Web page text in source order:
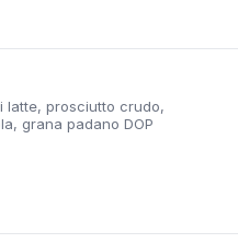
latte, prosciutto crudo,
grana padano DOP